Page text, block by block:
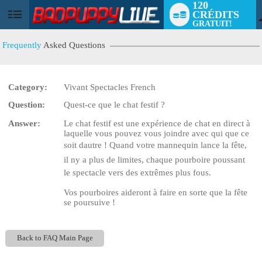
User
120
CRÉDITS
GRATUIT!
Frequently Asked Questions
Category:
Vivant Spectacles French
Question:
Quest-ce que le chat festif ?
Answer:
Le chat festif est une expérience de chat en direct à
laquelle vous pouvez vous joindre avec qui que ce
soit dautre ! Quand votre mannequin lance la fête,
il ny a plus de limites, chaque pourboire poussant
le spectacle vers des extrêmes plus fous.
Vos pourboires aideront à faire en sorte que la fête
se poursuive !
Back to FAQ Main Page
LIMITED TIME OFFER!